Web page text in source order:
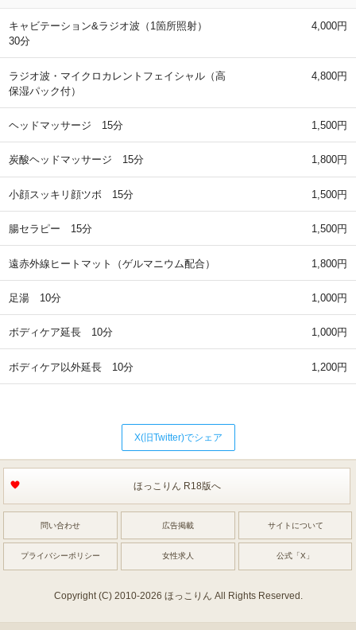
キャビテーション&ラジオ波（1箇所照射）
30分
4,000円
ラジオ波・マイクロカレントフェイシャル（高
保湿パック付）
4,800円
ヘッドマッサージ 15分 1,500円
炭酸ヘッドマッサージ 15分 1,800円
小顔スッキリ顔ツボ 15分 1,500円
腸セラピー 15分 1,500円
遠赤外線ヒートマット（ゲルマニウム配合） 1,800円
足湯 10分 1,000円
ボディケア延長 10分 1,000円
ボディケア以外延長 10分 1,200円
X(旧Twitter)でシェア
ほっこりん R18版へ
問い合わせ 広告掲載 サイトについて
プライバシーポリシー 女性求人 公式「X」
Copyright (C) 2010-2026 ほっこりん All Rights Reserved.